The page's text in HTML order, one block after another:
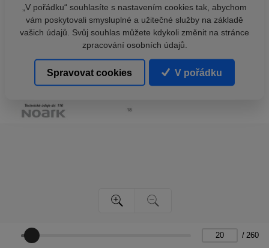
/ 260
„V pořádku“ souhlasíte s nastavením cookies tak, abychom
vám poskytovali smysluplné a užitečné služby na základě
vašich údajů. Svůj souhlas můžete kdykoli změnit na stránce
zpracování osobních údajů.
Spravovat cookies V pořádku